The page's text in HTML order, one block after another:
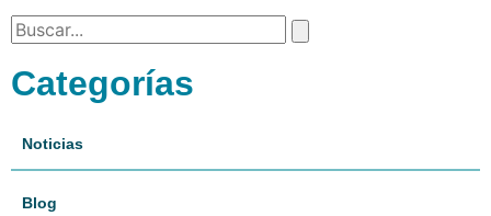
Categorías
Noticias
Blog